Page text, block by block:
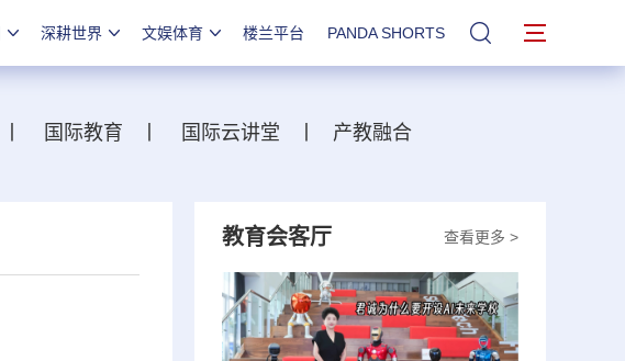
深耕世界 文娱体育 楼兰平台 PANDA SHORTS 站内搜索
国际教育 国际云讲堂 产教融合
查看更多 >
教育会客厅